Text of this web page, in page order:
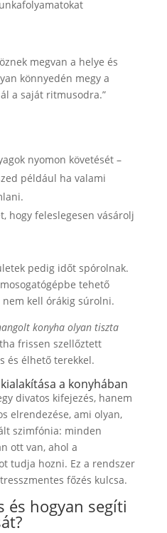
megvan a helye és
könnyedén megy a
a saját ritmusodra.”
nyomon követését –
például ha valami
hogy feleslegesen vásárolj
pedig időt spórolnak.
tehető
kell órákig súrolni.
konyha olyan tiszta
frissen szellőztett
és élhető terekkel.
a konyhában
divatos kifejezés, hanem
elrendezése, ami olyan,
szimfónia: minden
ott van, ahol a
tudja hozni. Ez a rendszer
főzés kulcsa.
és hogyan segíti